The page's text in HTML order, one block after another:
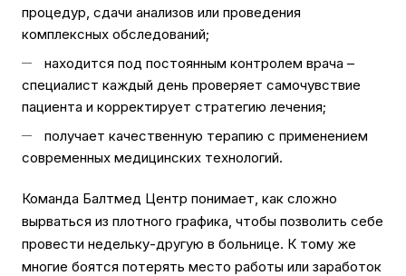
процедур, сдачи анализов или проведения
комплексных обследований;
находится под постоянным контролем врача –
специалист каждый день проверяет самочувствие
пациента и корректирует стратегию лечения;
получает качественную терапию с применением
современных медицинских технологий.
Команда Балтмед Центр понимает, как сложно
вырваться из плотного графика, чтобы позволить себе
провести недельку-другую в больнице. К тому же
многие боятся потерять место работы или заработок